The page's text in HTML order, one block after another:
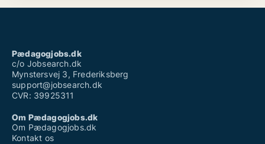
Pædagogjobs.dk
c/o Jobsearch.dk
Mynstersvej 3, Frederiksberg
support@jobsearch.dk
CVR: 39925311
Om Pædagogjobs.dk
Om Pædagogjobs.dk
Kontakt os